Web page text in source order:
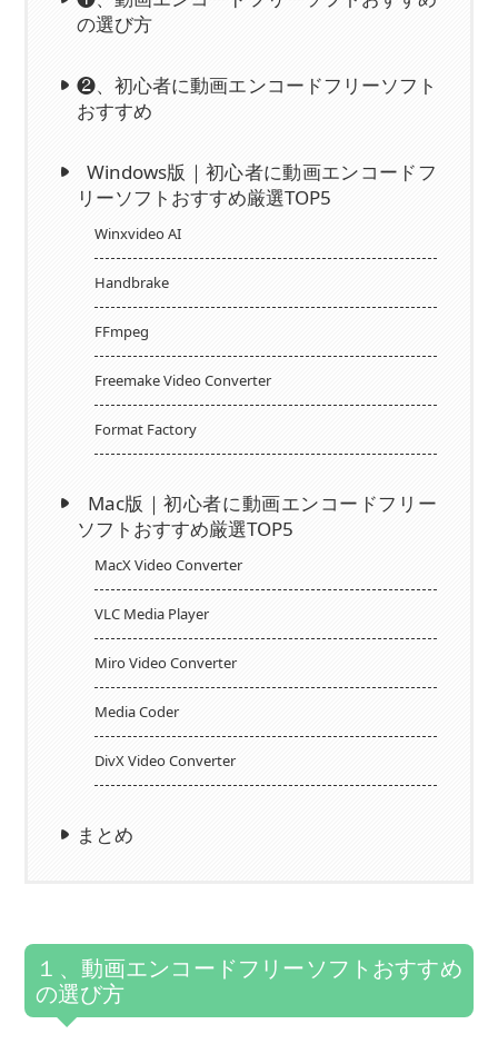
の選び方
❷、初心者に動画エンコードフリーソフト
おすすめ
Windows版｜初心者に動画エンコードフ
リーソフトおすすめ厳選TOP5
Winxvideo AI
Handbrake
FFmpeg
Freemake Video Converter
Format Factory
Mac版｜初心者に動画エンコードフリー
ソフトおすすめ厳選TOP5
MacX Video Converter
VLC Media Player
Miro Video Converter
Media Coder
DivX Video Converter
まとめ
１、動画エンコードフリーソフトおすすめ
の選び方